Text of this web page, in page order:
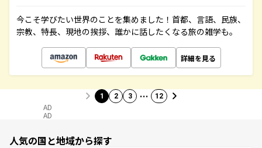
今こそ学びたい世界のことを集めました！首都、言語、民族、
宗教、特長、現地の挨拶、誰かに話したくなる旅の雑学も。
詳細を見る
1 2 3 … 12
AD
AD
人気の国と地域から探す